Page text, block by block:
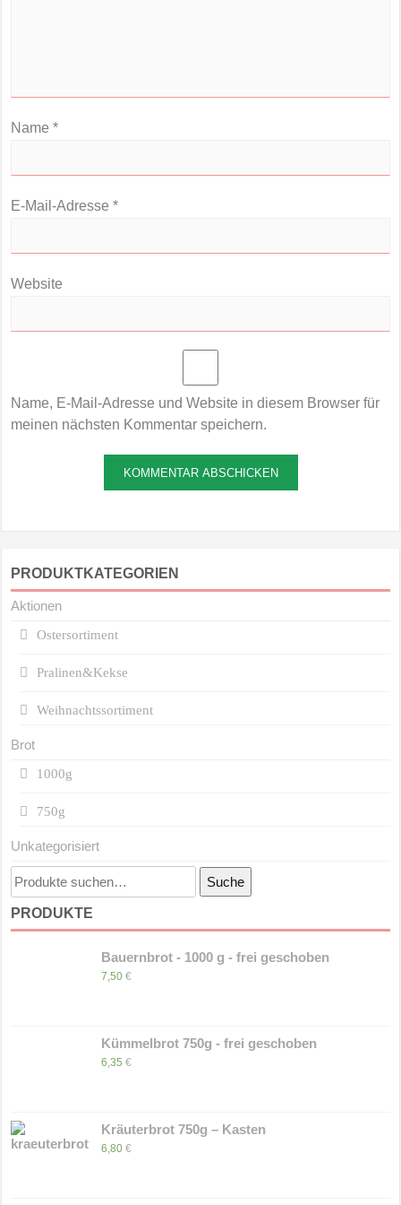
Name*
E-Mail-Adresse*
Website
Name, E-Mail-Adresse und Website in diesem Browser für
meinen nächsten Kommentar speichern.
PRODUKTKATEGORIEN
Aktionen
Ostersortiment
Pralinen&Kekse
Weihnachtssortiment
Brot
1000g
750g
Unkategorisiert
Suche
nach:
Suche
PRODUKTE
Bauernbrot - 1000 g - frei geschoben
7,50€
Kümmelbrot 750g - frei geschoben
6,35€
Kräuterbrot 750g – Kasten
6,80€